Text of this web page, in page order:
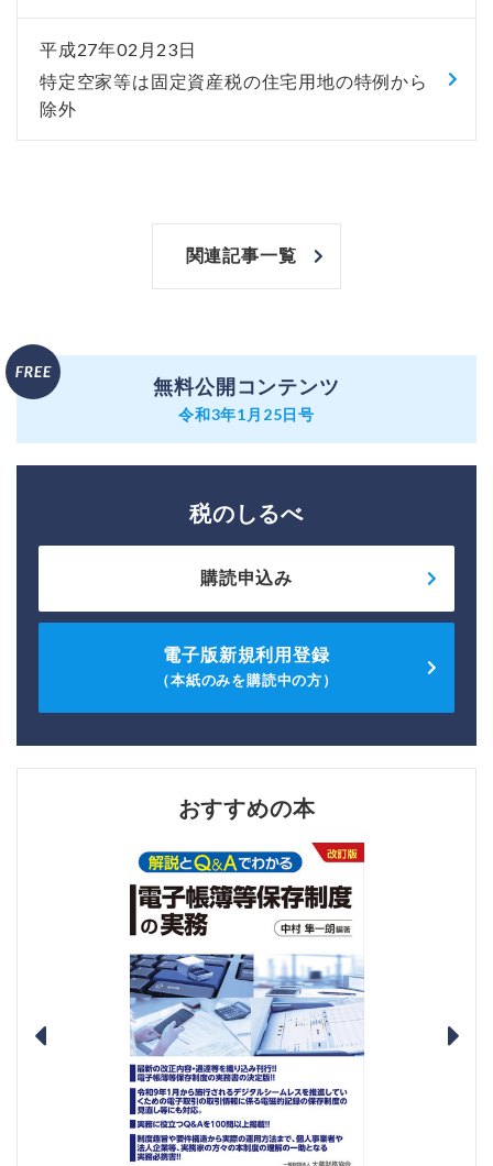
平成27年02月23日
特定空家等は固定資産税の住宅用地の特例から
除外
関連記事一覧
無料公開コンテンツ
令和3年1月25日号
税のしるべ
購読申込み
電子版新規利用登録
（本紙のみを購読中の方）
おすすめの本